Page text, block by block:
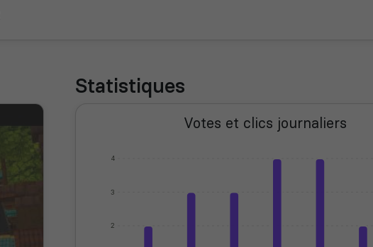
Statistiques
Votes et clics journaliers
2
3
4